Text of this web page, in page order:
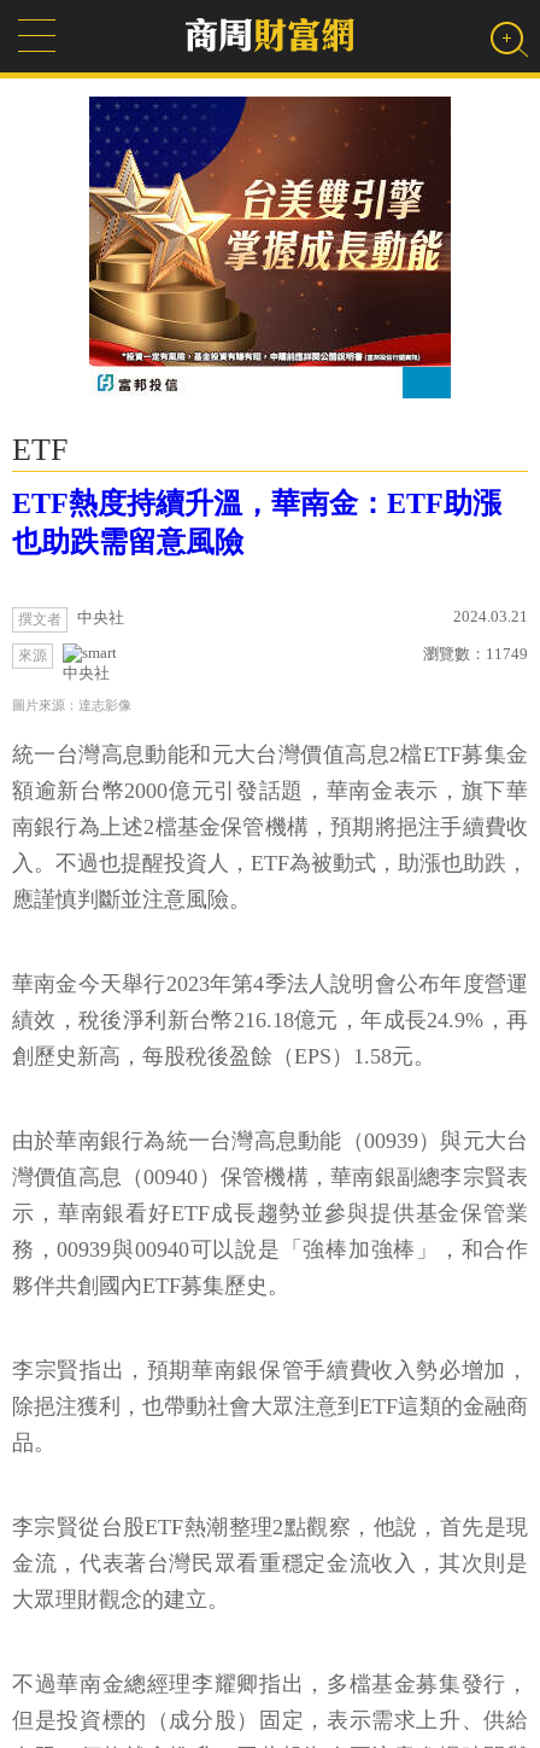
ETF
ETF熱度持續升溫，華南金：ETF助漲
也助跌需留意風險
撰文者 中央社 2024.03.21
來源
中央社
瀏覽數： 11749
圖片來源：達志影像
統一台灣高息動能和元大台灣價值高息2檔ETF募集金
額逾新台幣2000億元引發話題，華南金表示，旗下華
南銀行為上述2檔基金保管機構，預期將挹注手續費收
入。不過也提醒投資人，ETF為被動式，助漲也助跌，
應謹慎判斷並注意風險。
華南金今天舉行2023年第4季法人說明會公布年度營運
績效，稅後淨利新台幣216.18億元，年成長24.9%，再
創歷史新高，每股稅後盈餘（EPS）1.58元。
由於華南銀行為統一台灣高息動能（00939）與元大台
灣價值高息（00940）保管機構，華南銀副總李宗賢表
示，華南銀看好ETF成長趨勢並參與提供基金保管業
務，00939與00940可以說是「強棒加強棒」，和合作
夥伴共創國內ETF募集歷史。
李宗賢指出，預期華南銀保管手續費收入勢必增加，
除挹注獲利，也帶動社會大眾注意到ETF這類的金融商
品。
李宗賢從台股ETF熱潮整理2點觀察，他說，首先是現
金流，代表著台灣民眾看重穩定金流收入，其次則是
大眾理財觀念的建立。
不過華南金總經理李耀卿指出，多檔基金募集發行，
但是投資標的（成分股）固定，表示需求上升、供給